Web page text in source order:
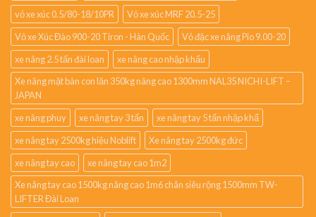
vỏ xe xúc 0.5/80-18/10PR
Vỏ xe xúc MRF 20.5-25
Vỏ xe Xúc Đào 900-20 Tiron - Hàn Quốc
Vỏ đặc xe nâng Pio 9.00-20
xe nâng 2.5 tấn đài loan
xe nâng cao nhập khẩu
Xe nâng mặt bàn con lăn 350kg nâng cao 1300mm NAL35 NICHI-LIFT –
JAPAN
xe nâng phuy
xe nâng tay 3 tấn
xe nâng tay 5 tấn nhập khẩ
xe nâng tay 2500kg hiệu Noblift
Xe nâng tay 2500kg đức
xe nâng tay cao
xe nâng tay cao 1m2
Xe nâng tay cao 1500kg nâng cao 1m6 chân siêu rộng 1500mm TW-
LIFTER Đài Loan